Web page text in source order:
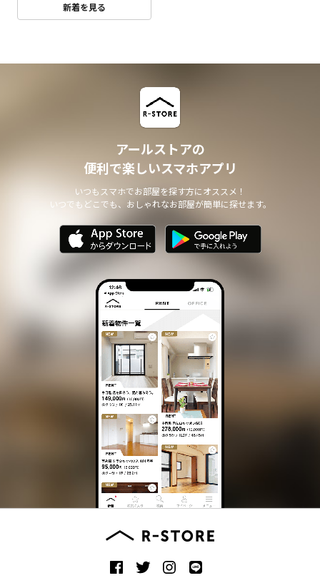
新着を見る
アールストアの
便利で楽しいスマホアプリ
いつもスマホでお部屋を探す方にオススメ！
いつでもどこでも、おしゃれなお部屋が簡単に探せます。